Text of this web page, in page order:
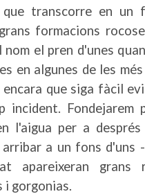
que transcorre en
formacions
nom el pren d'unes
en algunes de les
encara que siga fàcil
incident.
l'aigua per a
a un fons d'uns
apareixeran grans
i gorgonias.